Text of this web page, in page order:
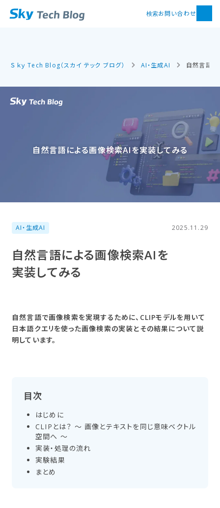
検索お問い合わせ
Ｓｋｙ Tech Blog（スカイ テック ブログ） AI・生成AI 自然言語に
自然言語に​よる​画像検索AIを​実装してみる
AI・生成AI 2025.11.29
自然言語に​よる​画像検索AIを​
実装してみる
自然言語で画像検索を実現するために、CLIPモデルを用いて
日本語クエリを使った画像検索の実装とその結果について説
明しています。
目次
はじめに
CLIPとは？​ ～ 画像と​テキストを​同じ​意味ベクトル​
空間へ​ ～
実装・処理の​流れ
実験結果
まとめ